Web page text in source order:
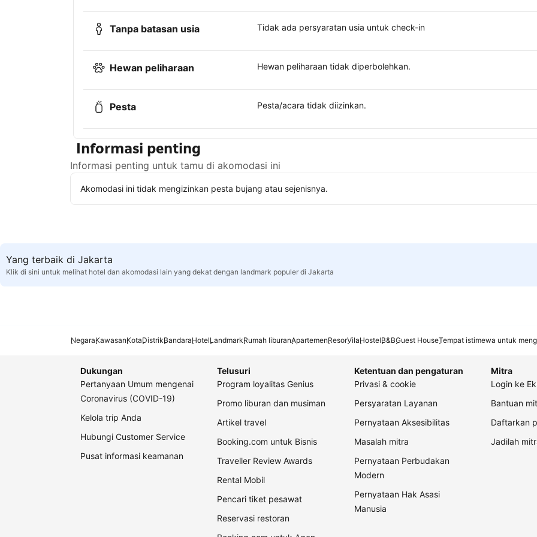
Tanpa batasan usia Tidak ada persyaratan usia untuk check-in
Hewan peliharaan Hewan peliharaan tidak diperbolehkan.
Pesta Pesta/acara tidak diizinkan.
Informasi penting
Informasi penting untuk tamu di akomodasi ini
Akomodasi ini tidak mengizinkan pesta bujang atau sejenisnya.
Yang terbaik di Jakarta
Klik di sini untuk melihat hotel dan akomodasi lain yang dekat dengan landmark populer di Jakarta
NegaraKawasanKotaDistrikBandaraHotelLandmarkRumah liburanApartemenResorVilaHostelB&BGuest HouseTempat istimewa untuk
Dukungan
Pertanyaan Umum mengenai
Coronavirus (COVID-19)
Kelola trip Anda
Hubungi Customer Service
Pusat informasi keamanan
Telusuri
Program loyalitas Genius
Promo liburan dan musiman
Artikel travel
Booking.com untuk Bisnis
Traveller Review Awards
Rental Mobil
Pencari tiket pesawat
Reservasi restoran
Ketentuan dan pengaturan
Privasi & cookie
Persyaratan Layanan
Pernyataan Aksesibilitas
Masalah mitra
Pernyataan Perbudakan
Modern
Pernyataan Hak Asasi
Manusia
Mitra
Login ke
Bantuan
Daftarkan
Jadilah